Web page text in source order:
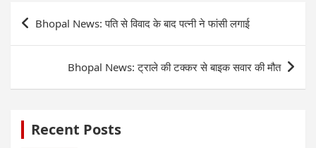
Post
navigation
Bhopal News: पति से विवाद के बाद पत्नी ने फांसी लगाई
Bhopal News: ट्राले की टक्कर से बाइक सवार की मौत
Recent Posts